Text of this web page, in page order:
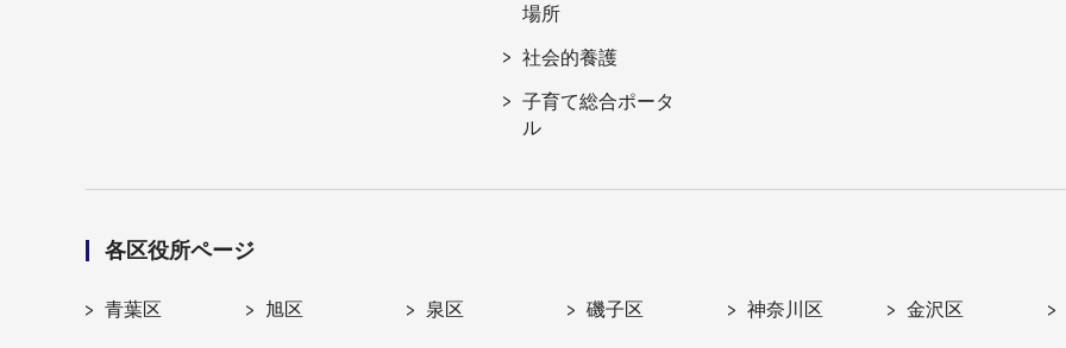
場所
社会的養護
子育て総合ポータ
ル
各区役所ページ
青葉区 旭区 泉区 磯子区 神奈川区 金沢区